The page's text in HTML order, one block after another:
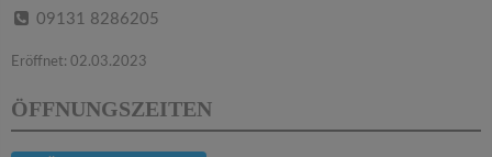
09131 8286205
Eröffnet: 02.03.2023
ÖFFNUNGSZEITEN
g
a